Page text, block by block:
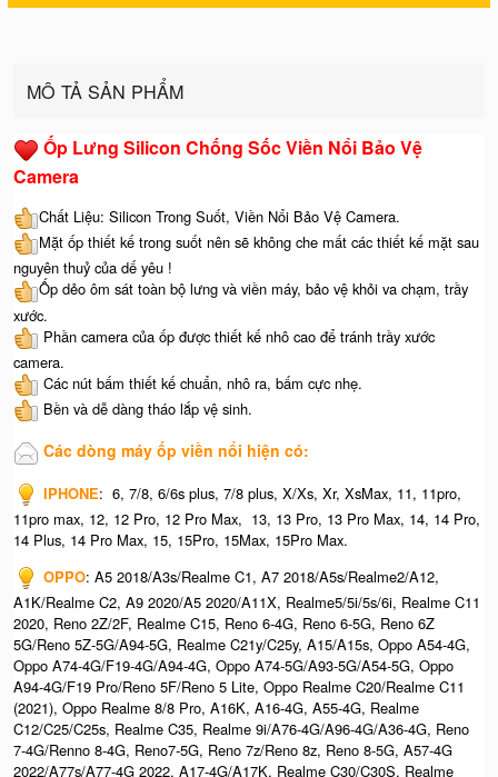
MÔ TẢ SẢN PHẨM
Ốp Lưng Silicon Chống Sốc Viền Nổi Bảo Vệ
Camera
Chất Liệu: Silicon Trong Suốt, Viền Nổi Bảo Vệ Camera.
Mặt ốp thiết kế trong suốt nên sẽ không che mất các thiết kế mặt sau
nguyên thuỷ của dế yêu !
Ốp dẻo ôm sát toàn bộ lưng và viền máy, bảo vệ khỏi va chạm, trầy
xước.
Phần camera của ốp được thiết kế nhô cao để tránh trầy xước
camera.
Các nút bấm thiết kế chuẩn, nhô ra, bấm cực nhẹ.
Bền và dễ dàng tháo lắp vệ sinh.
Các dòng máy ốp viền nổi hiện có:
IPHONE: 6, 7/8, 6/6s plus, 7/8 plus, X/Xs, Xr, XsMax, 11, 11pro,
11pro max, 12, 12 Pro, 12 Pro Max, 13, 13 Pro, 13 Pro Max, 14, 14 Pro,
14 Plus, 14 Pro Max, 15, 15Pro, 15Max, 15Pro Max.
OPPO: A5 2018/A3s/Realme C1, A7 2018/A5s/Realme2/A12,
A1K/Realme C2, A9 2020/A5 2020/A11X, Realme5/5i/5s/6i, Realme C11
2020, Reno 2Z/2F, Realme C15, Reno 6-4G, Reno 6-5G, Reno 6Z
5G/Reno 5Z-5G/A94-5G, Realme C21y/C25y, A15/A15s, Oppo A54-4G,
Oppo A74-4G/F19-4G/A94-4G, Oppo A74-5G/A93-5G/A54-5G, Oppo
A94-4G/F19 Pro/Reno 5F/Reno 5 Lite, Oppo Realme C20/Realme C11
(2021), Oppo Realme 8/8 Pro, A16K, A16-4G, A55-4G, Realme
C12/C25/C25s, Realme C35, Realme 9i/A76-4G/A96-4G/A36-4G, Reno
7-4G/Renno 8-4G, Reno7-5G, Reno 7z/Reno 8z, Reno 8-5G, A57-4G
2022/A77s/A77-4G 2022, A17-4G/A17K, Realme C30/C30S, Realme